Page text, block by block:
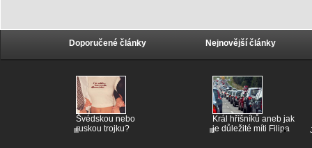
Doporučené články
Švédskou nebo
ruskou trojku?
Nejnovější články
Král hříšníků aneb jak
je důležité míti Filipa